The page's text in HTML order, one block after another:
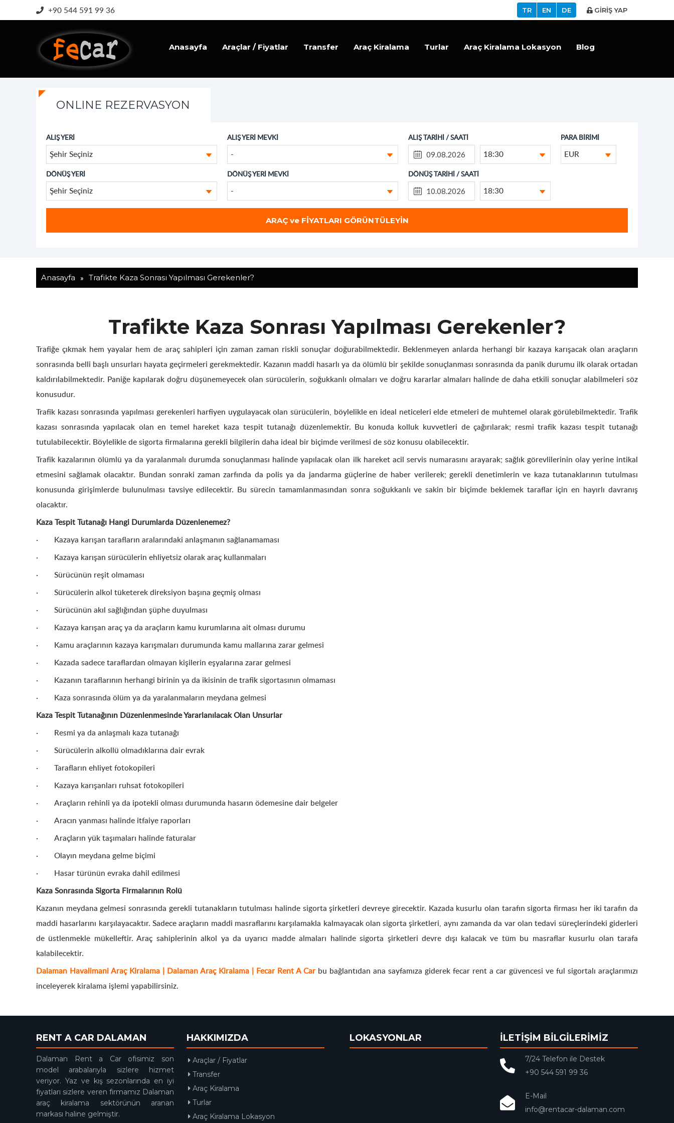
GİRİŞ YAP
DE
EN
TR
+90 544 591 99 36
Anasayfa Araçlar / Fiyatlar Transfer Araç Kiralama Turlar Araç Kiralama Lokasyon Blog
ONLINE REZERVASYON
ALIŞ YERİ
Şehir Seçiniz
ALIŞ YERİ MEVKİ
-
ALIŞ TARİHİ / SAATİ
18:30
PARA BİRİMİ
EUR
DÖNÜŞ YERİ
Şehir Seçiniz
DÖNÜŞ YERİ MEVKİ
-
DÖNÜŞ TARİHİ / SAATİ
18:30
Anasayfa » Trafikte Kaza Sonrası Yapılması Gerekenler?
Trafikte Kaza Sonrası Yapılması Gerekenler?
Trafiğe çıkmak hem yayalar hem de araç sahipleri için zaman zaman riskli sonuçlar doğurabilmektedir. Beklenmeyen anlarda herhangi bir kazaya karışacak olan araçların
sonrasında belli başlı unsurları hayata geçirmeleri gerekmektedir. Kazanın maddi hasarlı ya da ölümlü bir şekilde sonuçlanması sonrasında da panik durumu ilk olarak ortadan
kaldırılabilmektedir. Paniğe kapılarak doğru düşünemeyecek olan sürücülerin, soğukkanlı olmaları ve doğru kararlar almaları halinde de daha etkili sonuçlar alabilmeleri söz
konusudur.
Trafik kazası sonrasında yapılması gerekenleri harfiyen uygulayacak olan sürücülerin, böylelikle en ideal neticeleri elde etmeleri de muhtemel olarak görülebilmektedir. Trafik
kazası sonrasında yapılacak olan en temel hareket kaza tespit tutanağı düzenlemektir. Bu konuda kolluk kuvvetleri de çağırılarak; resmi trafik kazası tespit tutanağı
tutulabilecektir. Böylelikle de sigorta firmalarına gerekli bilgilerin daha ideal bir biçimde verilmesi de söz konusu olabilecektir.
Trafik kazalarının ölümlü ya da yaralanmalı durumda sonuçlanması halinde yapılacak olan ilk hareket acil servis numarasını arayarak; sağlık görevlilerinin olay yerine intikal
etmesini sağlamak olacaktır. Bundan sonraki zaman zarfında da polis ya da jandarma güçlerine de haber verilerek; gerekli denetimlerin ve kaza tutanaklarının tutulması
konusunda girişimlerde bulunulması tavsiye edilecektir. Bu sürecin tamamlanmasından sonra soğukkanlı ve sakin bir biçimde beklemek taraflar için en hayırlı davranış
olacaktır.
Kaza Tespit Tutanağı Hangi Durumlarda Düzenlenemez?
· Kazaya karışan tarafların aralarındaki anlaşmanın sağlanamaması
· Kazaya karışan sürücülerin ehliyetsiz olarak araç kullanmaları
· Sürücünün reşit olmaması
· Sürücülerin alkol tüketerek direksiyon başına geçmiş olması
· Sürücünün akıl sağlığından şüphe duyulması
· Kazaya karışan araç ya da araçların kamu kurumlarına ait olması durumu
· Kamu araçlarının kazaya karışmaları durumunda kamu mallarına zarar gelmesi
· Kazada sadece taraflardan olmayan kişilerin eşyalarına zarar gelmesi
· Kazanın taraflarının herhangi birinin ya da ikisinin de trafik sigortasının olmaması
· Kaza sonrasında ölüm ya da yaralanmaların meydana gelmesi
Kaza Tespit Tutanağının Düzenlenmesinde Yararlanılacak Olan Unsurlar
· Resmi ya da anlaşmalı kaza tutanağı
· Sürücülerin alkollü olmadıklarına dair evrak
· Tarafların ehliyet fotokopileri
· Kazaya karışanları ruhsat fotokopileri
· Araçların rehinli ya da ipotekli olması durumunda hasarın ödemesine dair belgeler
· Aracın yanması halinde itfaiye raporları
· Araçların yük taşımaları halinde faturalar
· Olayın meydana gelme biçimi
· Hasar türünün evraka dahil edilmesi
Kaza Sonrasında Sigorta Firmalarının Rolü
Kazanın meydana gelmesi sonrasında gerekli tutanakların tutulması halinde sigorta şirketleri devreye girecektir. Kazada kusurlu olan tarafın sigorta firması her iki tarafın da
maddi hasarlarını karşılayacaktır. Sadece araçların maddi masraflarını karşılamakla kalmayacak olan sigorta şirketleri, aynı zamanda da var olan tedavi süreçlerindeki giderleri
de üstlenmekle mükelleftir. Araç sahiplerinin alkol ya da uyarıcı madde almaları halinde sigorta şirketleri devre dışı kalacak ve tüm bu masraflar kusurlu olan tarafa
kalabilecektir.
Dalaman Havalimani Araç Kiralama | Dalaman Araç Kiralama | Fecar Rent A Car bu bağlantıdan ana sayfamıza giderek fecar rent a car güvencesi ve ful sigortalı araçlarımızı
inceleyerek kiralama işlemi yapabilirsiniz.
RENT A CAR DALAMAN
Dalaman Rent a Car ofisimiz son
model arabalarıyla sizlere hizmet
veriyor. Yaz ve kış sezonlarında en iyi
fiyatları sizlere veren firmamız Dalaman
araç kiralama sektörünün aranan
markası haline gelmiştir.
HAKKIMIZDA
Araçlar / Fiyatlar
Transfer
Araç Kiralama
Turlar
Araç Kiralama Lokasyon
LOKASYONLAR İLETİŞİM BİLGİLERİMİZ
7/24 Telefon ile Destek
+90 544 591 99 36
E-Mail
info@rentacar-dalaman.com